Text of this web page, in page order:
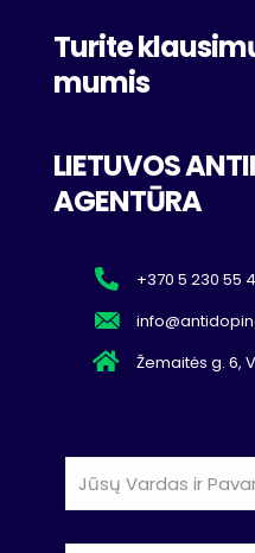
Turite
mumis
LIETUVOS
AGENTŪRA
+370 5 230 55
Žemaitės g. 6,